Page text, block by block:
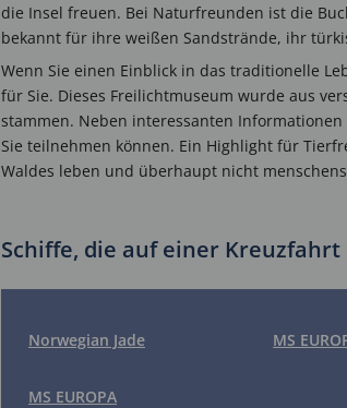
die Insel freuen. Bei Naturfreunden ist die
bekannt für ihre weißen Sandstrände, ihr
Wenn Sie einen Einblick in das traditionelle
für Sie. Dieses Freilichtmuseum wurde aus
stammen. Neben interessanten
Sie teilnehmen können. Ein Highlight für
Waldes leben und überhaupt nicht
Schiffe, die auf einer
Norwegian Jade MS
MS EUROPA